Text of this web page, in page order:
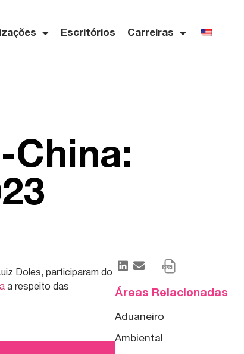
Escritórios Carreiras
China:
Doles, participaram do
a respeito das
Áreas Relacionadas
Aduaneiro
Ambiental